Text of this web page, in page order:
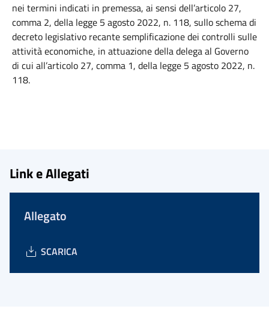
nei termini indicati in premessa, ai sensi dell’articolo 27,
comma 2, della legge 5 agosto 2022, n. 118, sullo schema di
decreto legislativo recante semplificazione dei controlli sulle
attività economiche, in attuazione della delega al Governo
di cui all’articolo 27, comma 1, della legge 5 agosto 2022, n.
118.
Link e Allegati
Allegato
SCARICA